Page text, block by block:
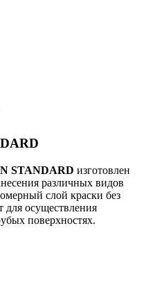
STANDARD изготовлен
различных видов
слой краски без
для осуществления
поверхностях.